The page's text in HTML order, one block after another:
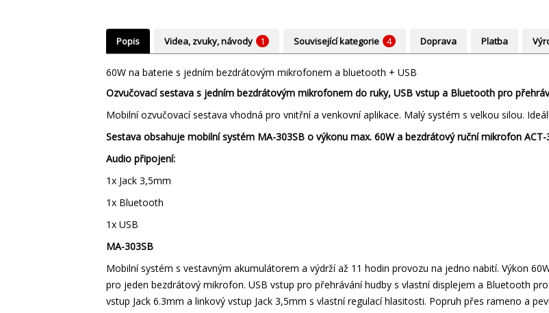
Popis Videa, zvuky, návody 1 Související kategorie 4 Doprava Platba
60W na baterie s jedním bezdrátovým mikrofonem a bluetooth + USB
Ozvučovací sestava s jedním bezdrátovým mikrofonem do ruky, USB vstup a Bluetooth pro
Mobilní ozvučovací sestava vhodná pro vnitřní a venkovní aplikace. Malý systém s velkou silou.
Sestava obsahuje mobilní systém MA-303SB o výkonu max. 60W a bezdrátový ruční mikrofon
Audio připojení:
1x Jack 3,5mm
1x Bluetooth
1x USB
MA-303SB
Mobilní systém s vestavným akumulátorem a výdrží až 11 hodin provozu na jedno nabití. Výkon
pro jeden bezdrátový mikrofon. USB vstup pro přehrávání hudby s vlastní displejem a Bluetooth
vstup Jack 6.3mm a linkový vstup Jack 3,5mm s vlastní regulací hlasitosti. Popruh přes rameno a